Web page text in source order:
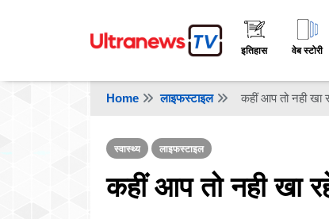
इतिहास वेब स्टोरी
Home लाइफस्टाइल कहीं आप तो नही
स्वास्थ्य लाइफस्टाइल
कहीं आप तो नही खा